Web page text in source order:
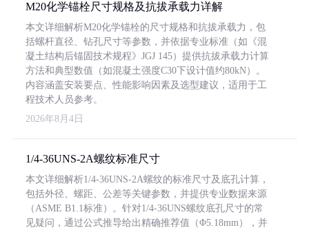
M20化学锚栓尺寸规格及抗拔承载力详解
本文详细解析M20化学锚栓的尺寸规格和抗拔承载力，包
括螺杆直径、钻孔尺寸等参数，并依据专业标准（如《混
凝土结构后锚固技术规程》JGJ 145）提供抗拔承载力计算
方法和典型数值（如混凝土强度C30下设计值约80kN）。
内容涵盖安装要点、性能影响因素及选型建议，适用于工
程技术人员参考。
2026年8月4日
1/4-36UNS-2A螺纹标准尺寸
本文详细解析1/4-36UNS-2A螺纹的标准尺寸及底孔计算，
包括外径、螺距、公差等关键参数，并提供专业数据来源
（ASME B1.1标准）。针对1/4-36UNS螺纹底孔尺寸的常
见疑问，通过公式推导给出精确推荐值（Φ5.18mm），并